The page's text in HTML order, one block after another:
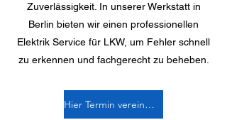
Zuverlässigkeit. In unserer Werkstatt in
Berlin bieten wir einen professionellen
Elektrik Service für LKW, um Fehler schnell
zu erkennen und fachgerecht zu beheben.
Hier Termin vereinbaren